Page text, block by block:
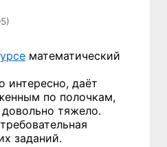
математический
интересно, даёт
по полочкам,
довольно тяжело.
заданий.